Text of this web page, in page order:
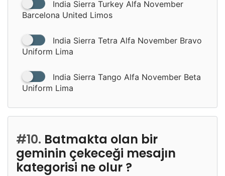
India Sierra Turkey Alfa November
Barcelona United Limos
India Sierra Tetra Alfa November Bravo
Uniform Lima
India Sierra Tango Alfa November Beta
Uniform Lima
#10. Batmakta olan bir
geminin çekeceği mesajın
kategorisi ne olur ?